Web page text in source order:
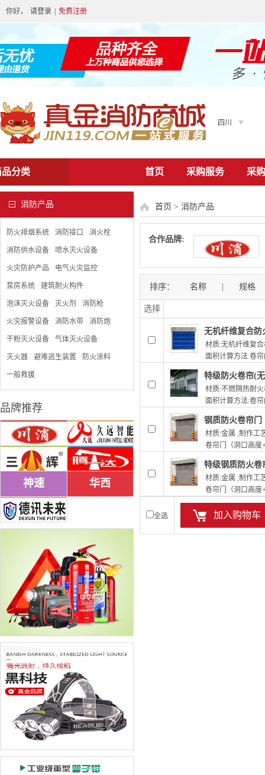
你好， 请登录 免费注册
四川
首页 采购服务 采
分类
消防产品
防火排烟系统 消防接口 消火栓
消防供水设备 喷水灭火设备
火灾防护产品 电气火灾监控
泵房系统 建筑耐火构件
泡沫灭火设备 灭火剂 消防枪
火灾报警设备 消防水带 消防炮
干粉灭火设备 气体灭火设备
灭火器 避难逃生装置 防火涂料
一般救援
品牌推荐
神速 华西
首页 > 消防产品
合作品牌:
瑞港
振鑫
德州常兴
劳士
精诚
大地
中岳
排序： 名称 规格
选择
无机纤维复合防
材质:无机纤维复
面积计算方法:卷
特级防火卷帘(
材质:不燃隔热耐
面积计算方法:卷
钢质防火卷帘门
材质:金属 ,制作工
卷帘门（洞口高度
特级钢质防火卷
材质:金属 ,制作工
卷帘门（洞口高度
全选 加入购物车